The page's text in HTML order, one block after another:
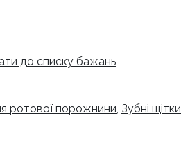
до списку бажань
ротової порожнини, Зубні щітки